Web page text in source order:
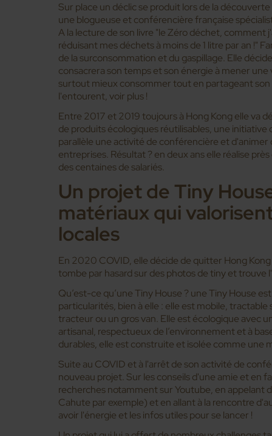
Sur place un déclic se produit lors de la
une blogueuse et conférencière française
A la lecture de son livre "le Zéro déchet, comment
réduisant mes déchets à moins de 1 litre par an !"
de la surconsommation et du gaspillage. Elle
consacrera son temps et son énergie à mener une
surtout mieux consommer tout en partageant son
l'entourent, voir plus !
Entre 2017 et 2019 toujours à Hong Kong elle va
de produits écologiques réutilisables, une
parallèle une activité de conférencière et d'animer
entreprises. Résultat ? en deux ans elle réalise
des centaines de salariés.
Un projet de Tiny
matériaux qui
locales
En 2020 COVID, elle décide de quitter Hong
tombe par hasard sur des photos de tiny et trouve
Qu’est-ce qu’une Tiny House ? une Tiny House
particularités, bien à elle : elle est mobile,
tracteur ou un gros van. Elle est écologique avec
artisanal, respectueux de l’environnement et à
durables, elle est construite et isolée comme une
Suite au COVID et à l'arrêt de son activité de
nouveau projet. Sur les conseils d'une amie et en
recherches notamment sur Youtube, en appelant
Cahute par exemple) et en allant à la rencontre
avoir l'énergie et les infos utiles pour se lancer !